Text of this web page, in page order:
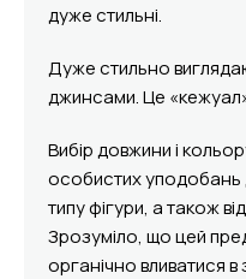
дуже стильні.
Дуже стильно
джинсами. Це
Вибір довжини і
особистих уподобань
типу фігури, а також
Зрозуміло, що цей
органічно вливатися